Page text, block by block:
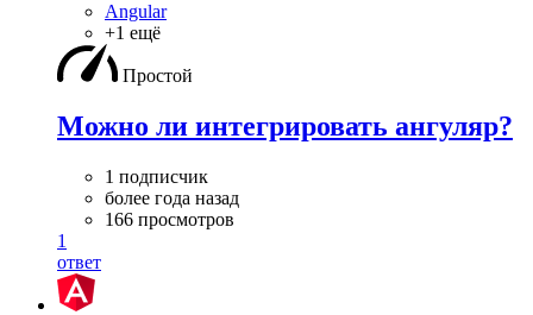
Angular
+1 ещё
Простой
Можно ли интегрировать ангуляр?
1 подписчик
более года назад
166 просмотров
1
ответ